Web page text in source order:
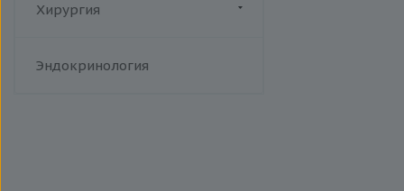
Хирургия
Эндокринология